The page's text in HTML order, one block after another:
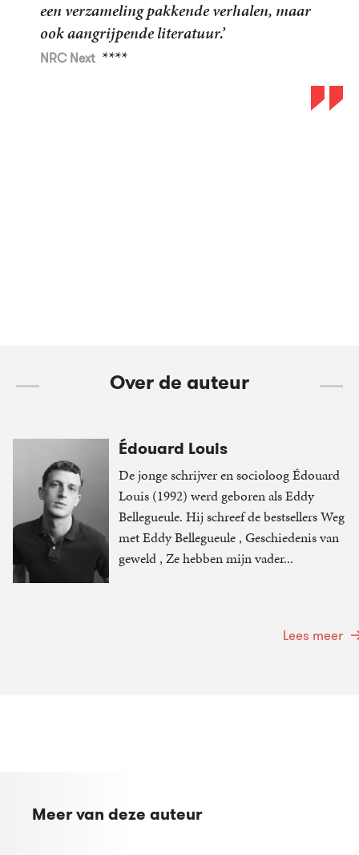
een verzameling pakkende verhalen, maar
ook aangrijpende literatuur.’
NRC Next****
Over de auteur
Édouard Louis
De jonge schrijver en socioloog Édouard
Louis (1992) werd geboren als Eddy
Bellegueule. Hij schreef de bestsellers Weg
met Eddy Bellegueule , Geschiedenis van
geweld , Ze hebben mijn vader...
Lees meer
Meer van deze auteur